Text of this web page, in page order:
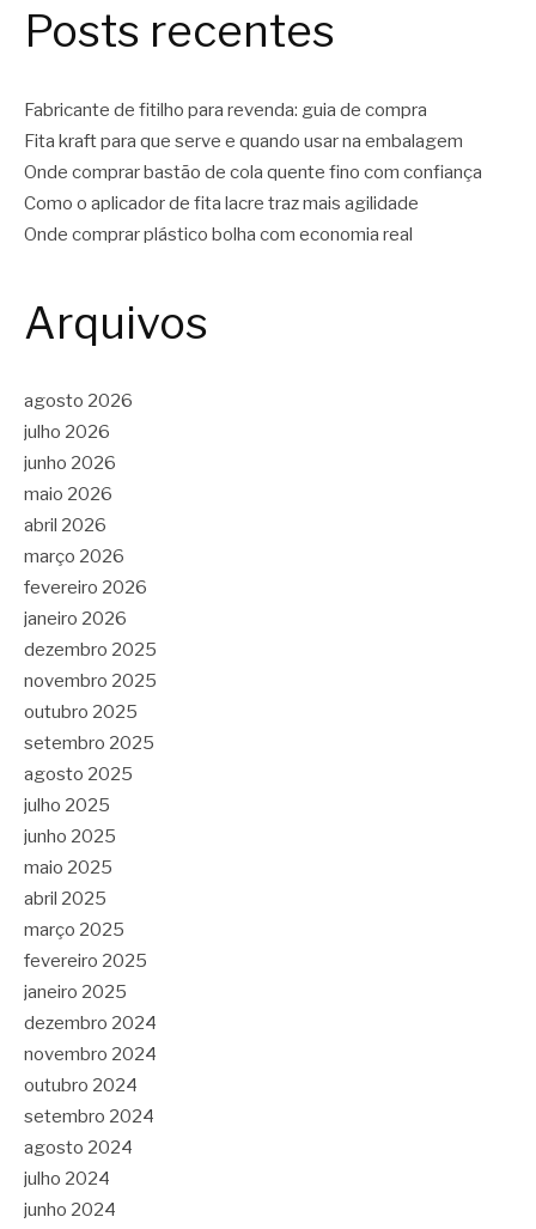
Posts recentes
Fabricante de fitilho para revenda: guia de compra
Fita kraft para que serve e quando usar na embalagem
Onde comprar bastão de cola quente fino com confiança
Como o aplicador de fita lacre traz mais agilidade
Onde comprar plástico bolha com economia real
Arquivos
agosto 2026
julho 2026
junho 2026
maio 2026
abril 2026
março 2026
fevereiro 2026
janeiro 2026
dezembro 2025
novembro 2025
outubro 2025
setembro 2025
agosto 2025
julho 2025
junho 2025
maio 2025
abril 2025
março 2025
fevereiro 2025
janeiro 2025
dezembro 2024
novembro 2024
outubro 2024
setembro 2024
agosto 2024
julho 2024
junho 2024